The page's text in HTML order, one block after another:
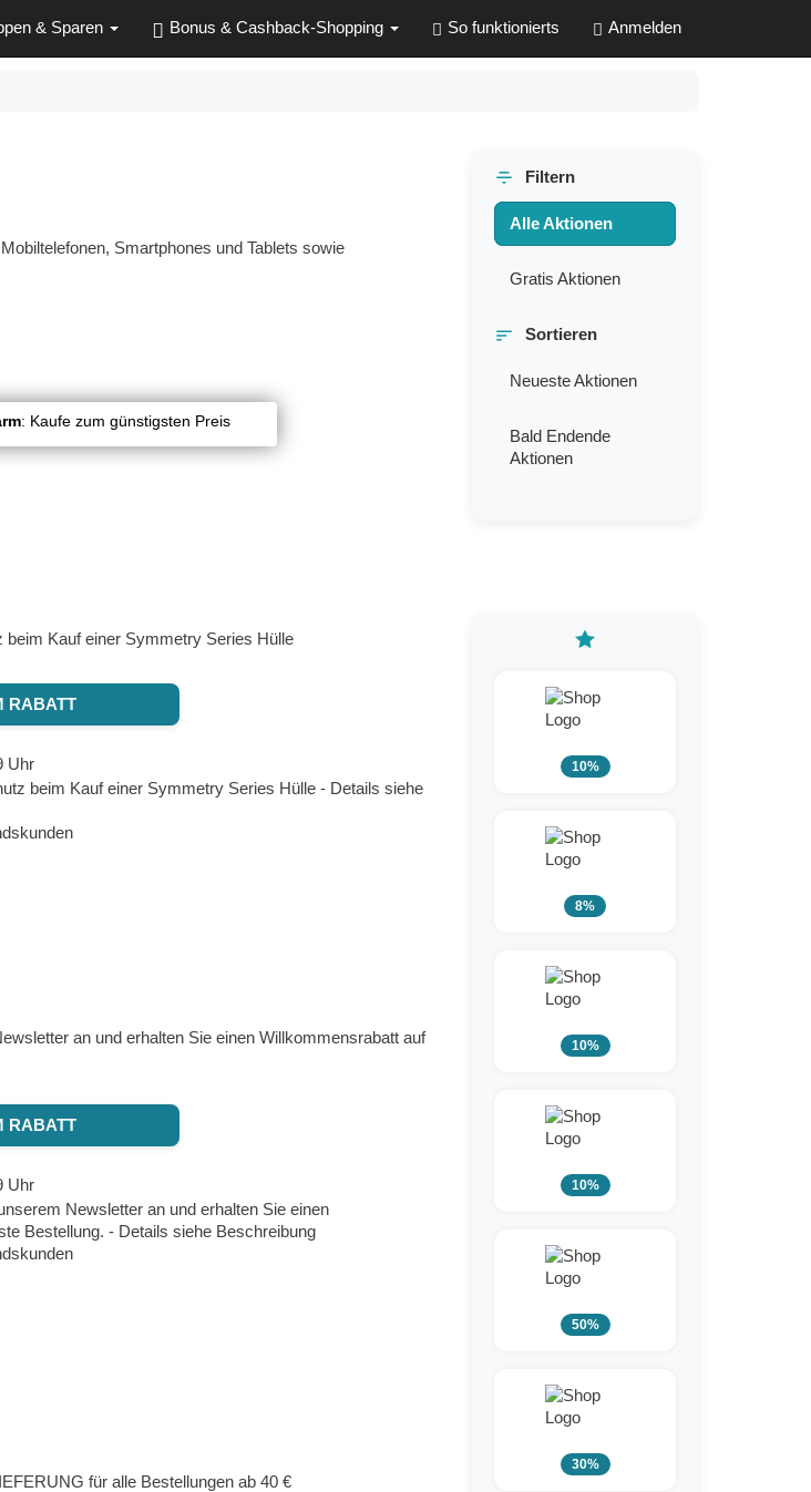
& Sparen Bonus & Cashback-Shopping So funktionierts Anmelden
Filtern
Alle Aktionen
Gratis Aktionen
Sortieren
Neueste Aktionen
Bald Endende
Aktionen
Smartphones und Tablets sowie
: Kaufe zum günstigsten Preis
10%
8%
10%
10%
50%
30%
Kauf einer Symmetry Series Hülle
RABATT
Uhr
beim Kauf einer Symmetry Series Hülle - Details siehe
an und erhalten Sie einen Willkommensrabatt auf
RABATT
Uhr
Newsletter an und erhalten Sie einen
Bestellung. - Details siehe Beschreibung
für alle Bestellungen ab 40 €